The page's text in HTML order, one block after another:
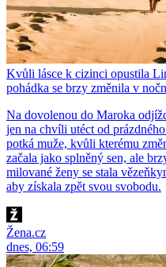
Kvůli lásce k cizinci opustila
pohádka se brzy změnila v
Na dovolenou do Maroka
jen na chvíli utéct od
potká muže, kvůli kterému
začala jako splněný sen, ale
milované ženy se stala
aby získala zpět svou svobodu.
Žena.cz
dnes, 06:59